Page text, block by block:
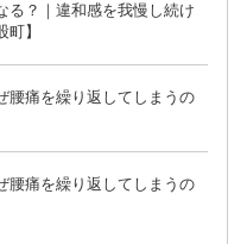
る？｜違和感を我慢し続け
】
腰痛を繰り返してしまうの
腰痛を繰り返してしまうの